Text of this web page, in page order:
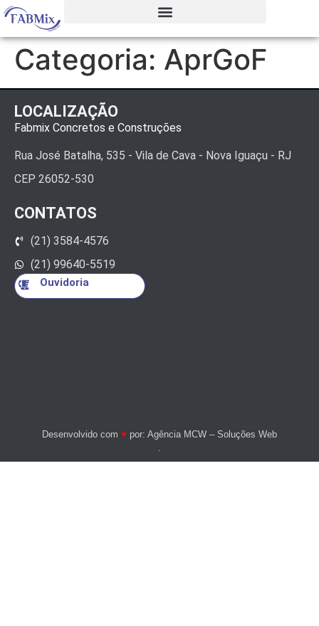
Categoria: AprGoF
LOCALIZAÇÃO
Fabmix Concretos e Construções
Rua José Batalha, 535 - Vila de Cava - Nova Iguaçu - RJ
CEP 26052-530
CONTATOS
(21) 3584-4576
(21) 99640-5519
Ouvidoria
Desenvolvido com ♥ por: Agência MCW – Soluções Web
.